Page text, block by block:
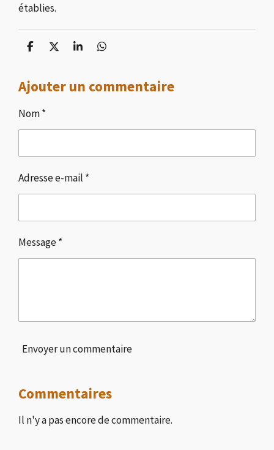
établies.
P
t
a
e
r
P
t
a
r
P
t
a
r
P
t
a
r
Ajouter un commentaire
Nom *
Adresse e-mail *
Message *
Envoyer un commentaire
Commentaires
Il n'y a pas encore de commentaire.